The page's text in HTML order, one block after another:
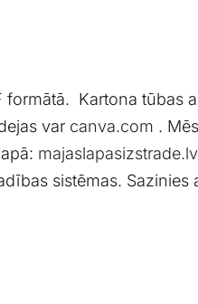
formātā. Kartona tūbas
var canva.com .
majaslapasizstrade.lv
sistēmas.